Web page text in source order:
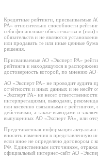
Кредитные рейтинги, присваиваемые
РА» относительно способности
себя финансовые обязательства и
обязательств и не являются
или продавать те или иные ценные
решения.
Присваиваемые АО «Эксперт РА»
рейтинга и находящуюся в
достоверность которой, по мнению
АО «Эксперт РА» не проводит аудита
отчётности и иных данных и не несёт
«Эксперт РА» не несет
интерпретациями, выводами,
или косвенно связанными с
действиями, а также выводами и
выпущенных АО «Эксперт РА», или
Представленная информация
вносить изменения в представленную
если иное не определено договором с
РФ. Единственным источником,
официальный интернет-сайт АО